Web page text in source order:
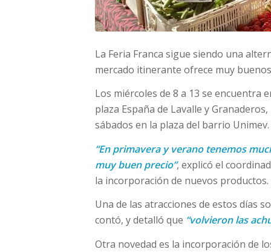
La Feria Franca sigue siendo una
mercado itinerante ofrece muy
Los miércoles de 8 a 13 se encuentra
plaza España de Lavalle y
sábados en la plaza del barrio Unimev.
“En primavera y verano tenemos
muy buen precio”, explicó el
la incorporación de nuevos productos.
Una de las atracciones de estos días
contó, y detalló que “volvieron las
Otra novedad es la incorporación de